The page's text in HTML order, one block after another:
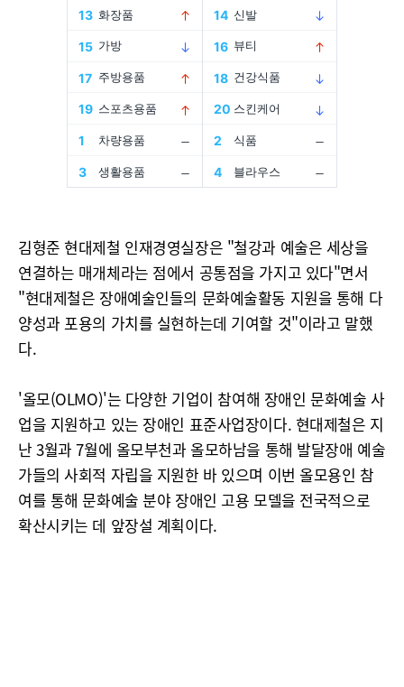
김형준 현대제철 인재경영실장은 "철강과 예술은 세상을
연결하는 매개체라는 점에서 공통점을 가지고 있다"면서
"현대제철은 장애예술인들의 문화예술활동 지원을 통해 다
양성과 포용의 가치를 실현하는데 기여할 것"이라고 말했
다.
'올모(OLMO)'는 다양한 기업이 참여해 장애인 문화예술 사
업을 지원하고 있는 장애인 표준사업장이다. 현대제철은 지
난 3월과 7월에 올모부천과 올모하남을 통해 발달장애 예술
가들의 사회적 자립을 지원한 바 있으며 이번 올모용인 참
여를 통해 문화예술 분야 장애인 고용 모델을 전국적으로
확산시키는 데 앞장설 계획이다.